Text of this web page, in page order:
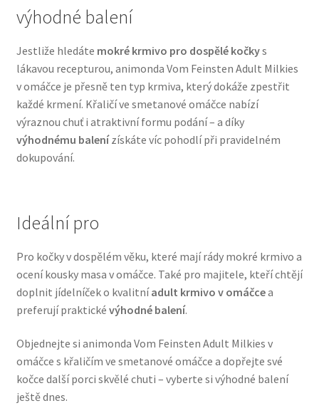
Royal Canin pro psy
Veterinární dieta pro psy
Vodítka a obojky
Wolf of Wilderness
výhodné balení
Jestliže hledáte mokré krmivo pro dospělé kočkys
lákavou recepturou, animonda Vom Feinsten Adult Milkies
v omáčce je přesně ten typ krmiva, který dokáže zpestřit
každé krmení. Křaličí ve smetanové omáčce nabízí
výraznou chuť i atraktivní formu podání – a díky
výhodnému balenízískáte víc pohodlí při pravidelném
dokupování.
Ideální pro
Pro kočky v dospělém věku, které mají rády mokré krmivo a
ocení kousky masa v omáčce. Také pro majitele, kteří chtějí
doplnit jídelníček o kvalitníadult krmivo v omáčcea
preferují praktické výhodné balení.
Objednejte si animonda Vom Feinsten Adult Milkies v
omáčce s křaličím ve smetanové omáčce a dopřejte své
kočce další porci skvělé chuti – vyberte si výhodné balení
ještě dnes.